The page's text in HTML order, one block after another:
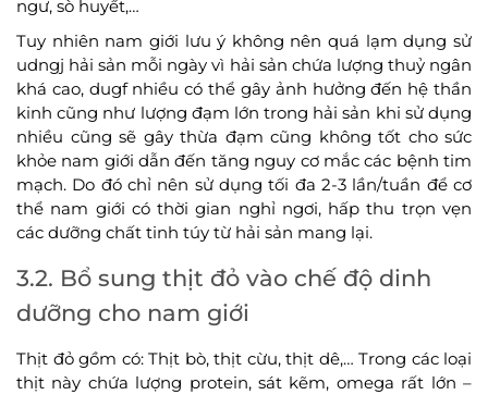
ngư, sò huyết,…
Tuy nhiên nam giới lưu ý không nên quá lạm dụng sử
udngj hải sản mỗi ngày vì hải sản chứa lượng thuỷ ngân
khá cao, dugf nhiều có thể gây ảnh hưởng đến hệ thần
kinh cũng như lượng đạm lớn trong hải sản khi sử dụng
nhiều cũng sẽ gây thừa đạm cũng không tốt cho sức
khỏe nam giới dẫn đến tăng nguy cơ mắc các bệnh tim
mạch. Do đó chỉ nên sử dụng tối đa 2-3 lần/tuần để cơ
thể nam giới có thời gian nghỉ ngơi, hấp thu trọn vẹn
các dưỡng chất tinh túy từ hải sản mang lại.
3.2. Bổ sung thịt đỏ vào chế độ dinh
dưỡng cho nam giới
Thịt đỏ gồm có: Thịt bò, thịt cừu, thịt dê,… Trong các loại
thịt này chứa lượng protein, sát kẽm, omega rất lớn –